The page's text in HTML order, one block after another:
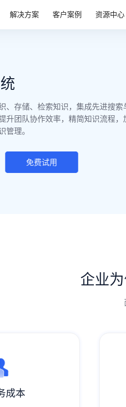
解决方案 客户案例 资源中心
、存储、检索知识，集成先进搜索
升团队协作效率，精简知识流程，
管理。
免费试用
企业
成本